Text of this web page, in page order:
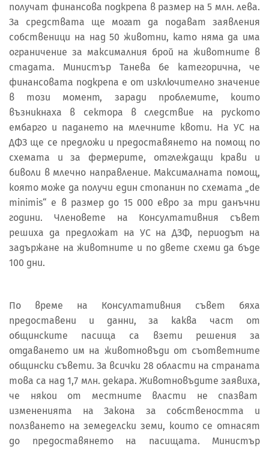
получат финансова подкрепа в размер на 5 млн. лева.
За средствата ще могат да подават заявления
собственици на над 50 животни, като няма да има
ограничение за максималния брой на животните в
стадата. Министър Танева бе категорична, че
финансовата подкрепа е от изключително значение
в този момент, заради проблемите, които
възникнаха в сектора в следствие на руското
ембарго и падането на млечните квоти. На УС на
ДФЗ ще се предложи и предоставянето на помощ по
схемата и за фермерите, отглеждащи крави и
биволи в млечно направление. Максималната помощ,
която може да получи един стопанин по схемата „de
minimis“ е в размер до 15 000 евро за три данъчни
години. Членовете на Консултативния съвет
решиха да предложат на УС на ДЗФ, периодът на
задържане на животните и по двете схеми да бъде
100 дни.
По време на Консултативния съвет бяха
предоставени и данни, за каква част от
общинските пасища са взети решения за
отдаването им на животновъди от съответните
общински съвети. За всички 28 области на страната
това са над 1,7 млн. декара. Животновъдите заявиха,
че някои от местните власти не спазват
измененията на Закона за собствеността и
ползването на земеделски земи, които се отнасят
до предоставянето на пасищата. Министър